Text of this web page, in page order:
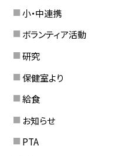
小・中連携
ボランティア活動
研究
保健室より
給食
お知らせ
PTA